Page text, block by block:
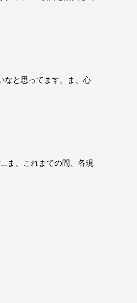
なと思ってます。ま、心
ま、これまでの間、各現